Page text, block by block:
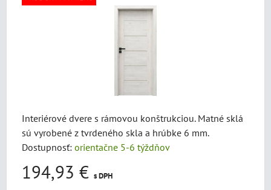
Interiérové dvere s rámovou konštrukciou. Matné sklá
sú vyrobené z tvrdeného skla a hrúbke 6 mm.
Dostupnosť: orientačne 5-6 týždňov
194,93 € s DPH